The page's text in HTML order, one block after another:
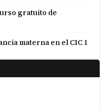
gratuito de
materna en el CIC 1